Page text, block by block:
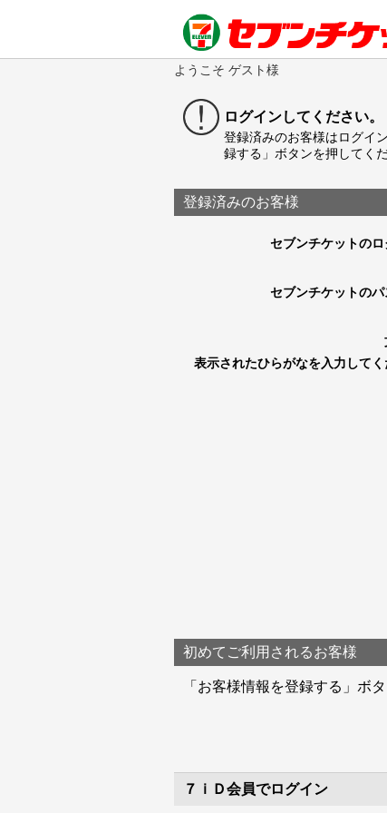
ようこそ ゲスト様
ログインしてください。
登録済みのお客様はログイ
録する」ボタンを押してくだ
登録済みのお客様
セブンチケットの
セブンチケットのパ
表示されたひらがなを入力してく
初めてご利用されるお客様
「お客様情報を登録する」ボ
７ｉＤ会員でログイン